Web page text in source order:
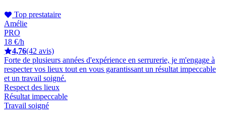
Top prestataire
Amélie
PRO
18 €/h
4,76(42 avis)
Forte de plusieurs années d'expérience en serrurerie, je m'engage à
respecter vos lieux tout en vous garantissant un résultat impeccable
et un travail soigné.
Respect des lieux
Résultat impeccable
Travail soigné